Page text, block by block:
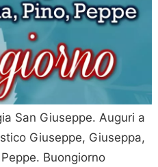
San Giuseppe. Auguri a
Giuseppe, Giuseppa,
Buongiorno